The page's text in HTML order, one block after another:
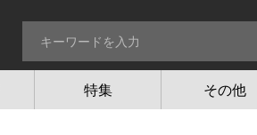
特集 その他